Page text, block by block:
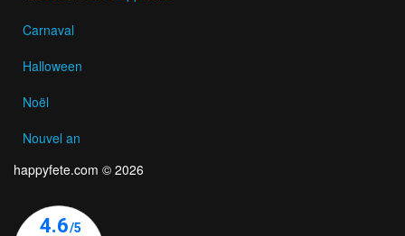
Carnaval
Halloween
Noël
Nouvel an
happyfete.com © 2026